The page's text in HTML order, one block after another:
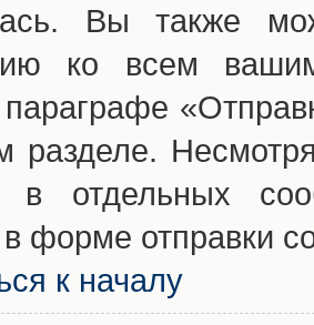
Вы также
ко всем
разделе.
в отдельных
в форме отправки
к началу